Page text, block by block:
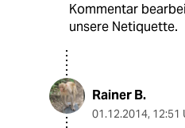
Kommentar
unsere Netiquette.
Rainer B.
01.12.2014, 12:51